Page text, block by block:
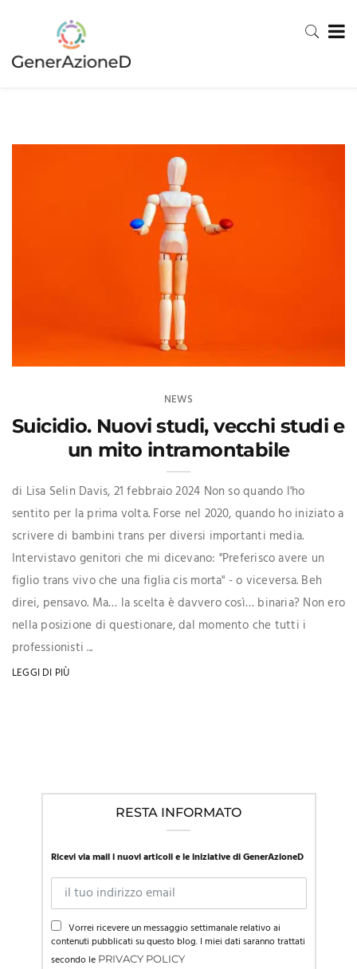
NEWS
Suicidio. Nuovi studi, vecchi studi e
un mito intramontabile
di Lisa Selin Davis, 21 febbraio 2024 Non so quando l'ho
sentito per la prima volta. Forse nel 2020, quando ho iniziato a
scrivere di bambini trans per diversi importanti media.
Intervistavo genitori che mi dicevano: "Preferisco avere un
figlio trans vivo che una figlia cis morta" - o viceversa. Beh
direi, pensavo. Ma… la scelta è davvero così… binaria? Non ero
nella posizione di questionare, dal momento che tutti i
professionisti ...
LEGGI DI PIÙ
RESTA INFORMATO
Ricevi via mail i nuovi articoli e le iniziative di GenerAzioneD
Vorrei ricevere un messaggio settimanale relativo ai
contenuti pubblicati su questo blog. I miei dati saranno trattati
secondo le PRIVACY POLICY